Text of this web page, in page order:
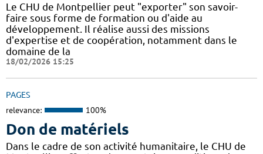
Le CHU de Montpellier peut "exporter" son savoir-
faire sous forme de formation ou d'aide au
développement. Il réalise aussi des missions
d'expertise et de coopération, notamment dans le
domaine de la
18/02/2026 15:25
PAGES
relevance: 100%
Don de matériels
Dans le cadre de son activité humanitaire, le CHU de